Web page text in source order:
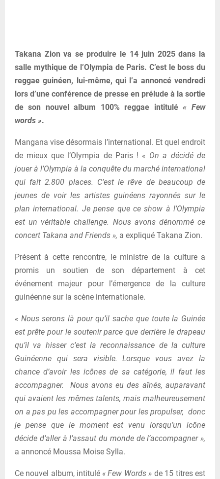
Takana Zion va se produire le 14 juin 2025 dans la
salle mythique de l’Olympia de Paris. C’est le boss du
reggae guinéen, lui-même, qui l’a annoncé vendredi
lors d’une conférence de presse en prélude à la sortie
de son nouvel album 100% reggae intitulé « Few
words ».
Mangana vise désormais l’international. Et quel endroit
de mieux que l’Olympia de Paris ! « On a décidé de
jouer à l’Olympia à la conquête du marché international
qui fait 2.800 places. C’est le rêve de beaucoup de
jeunes de voir les artistes guinéens rayonnés sur le
plan international. Je pense que ce show à l’Olympia
est un véritable challenge. Nous avons dénommé ce
concert Takana and Friends », a expliqué Takana Zion.
Présent à cette rencontre, le ministre de la culture a
promis un soutien de son département à cet
événement majeur pour l’émergence de la culture
guinéenne sur la scène internationale.
« Nous serons là pour qu’il sache que toute la Guinée
est prête pour le soutenir parce que derrière le drapeau
qu’il va hisser c’est la reconnaissance de la culture
Guinéenne qui sera visible. Lorsque vous avez la
chance d’avoir les icônes de sa catégorie, il faut les
accompagner. Nous avons eu des aînés, auparavant
qui avaient les mêmes talents, mais malheureusement
on a pas pu les accompagner pour les propulser, donc
je pense que le moment est venu lorsqu’un icône
décide d’aller à l’assaut du monde de l’accompagner »,
a annoncé Moussa Moise Sylla.
Ce nouvel album, intitulé « Few Words » de 15 titres est